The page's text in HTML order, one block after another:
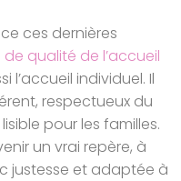
ces dernières
qualité de l’accueil
l’accueil individuel. Il
respectueux du
pour les familles.
un vrai repère, à
justesse et adaptée à